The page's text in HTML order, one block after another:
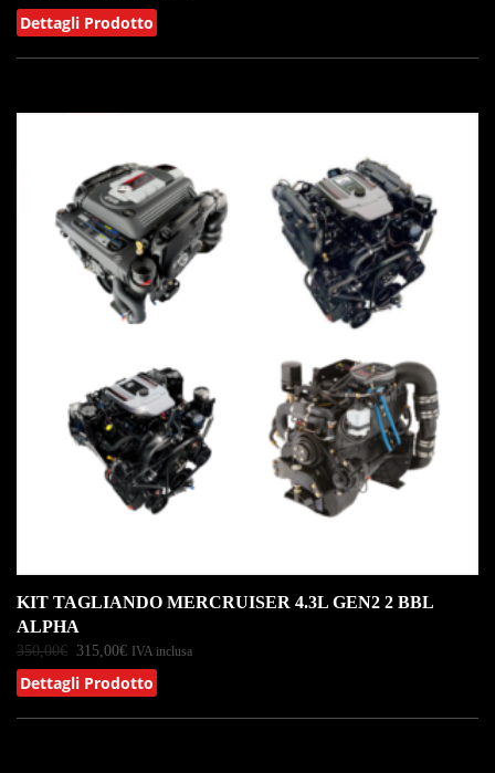
Dettagli Prodotto
IN OFFERTA!
KIT TAGLIANDO MERCRUISER 4.3L GEN2 2 BBL
ALPHA
350,00€ 315,00€ IVA inclusa
Dettagli Prodotto